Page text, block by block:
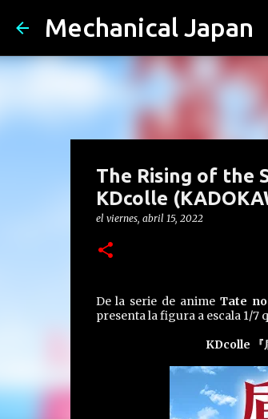
Mechanical Japan
The Rising of the
KDcolle
el viernes, abril 15, 2022
De la serie de anime Tate
presenta la figura a escala 1/7
KDcolle 『